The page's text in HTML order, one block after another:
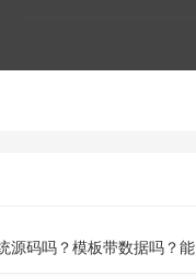
源码吗？模板带数据吗？